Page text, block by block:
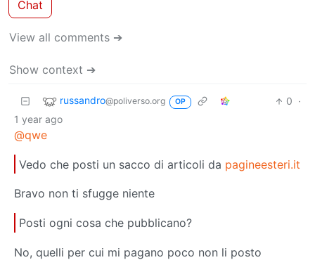
Chat
View all comments ➔
Show context ➔
russandro@poliverso.org OP 0 ·
1 year ago
@qwe
Vedo che posti un sacco di articoli da pagineesteri.it
Bravo non ti sfugge niente
Posti ogni cosa che pubblicano?
No, quelli per cui mi pagano poco non li posto